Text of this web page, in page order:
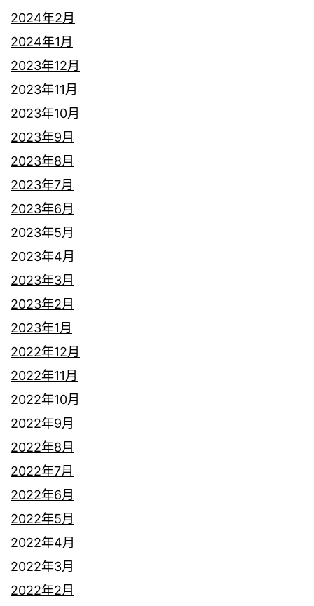
2024年2月
2024年1月
2023年12月
2023年11月
2023年10月
2023年9月
2023年8月
2023年7月
2023年6月
2023年5月
2023年4月
2023年3月
2023年2月
2023年1月
2022年12月
2022年11月
2022年10月
2022年9月
2022年8月
2022年7月
2022年6月
2022年5月
2022年4月
2022年3月
2022年2月